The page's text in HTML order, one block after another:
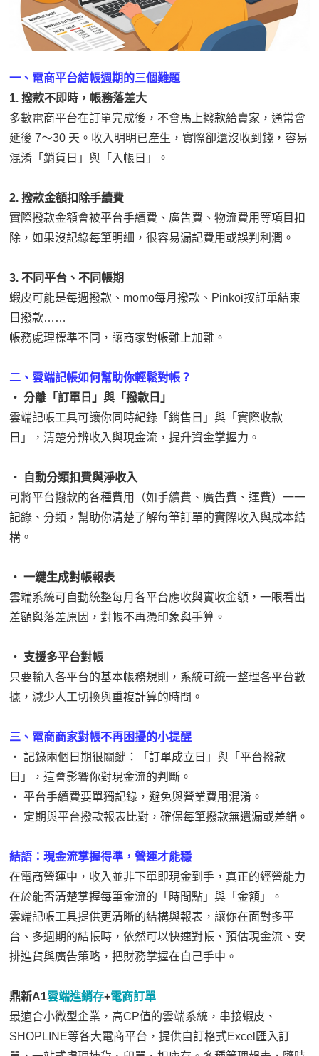
一、電商平台結帳週期的三個難題
1. 撥款不即時，帳務落差大
多數電商平台在訂單完成後，不會馬上撥款給賣家，通常會
延後 7～30 天。收入明明已產生，實際卻還沒收到錢，容易
混淆「銷貨日」與「入帳日」。
2. 撥款金額扣除手續費
實際撥款金額會被平台手續費、廣告費、物流費用等項目扣
除，如果沒記錄每筆明細，很容易漏記費用或誤判利潤。
3. 不同平台、不同帳期
蝦皮可能是每週撥款、momo每月撥款、Pinkoi按訂單結束
日撥款……
帳務處理標準不同，讓商家對帳難上加難。
二、雲端記帳如何幫助你輕鬆對帳？
‧ 分離「訂單日」與「撥款日」
雲端記帳工具可讓你同時紀錄「銷售日」與「實際收款
日」，清楚分辨收入與現金流，提升資金掌握力。
‧ 自動分類扣費與淨收入
可將平台撥款的各種費用（如手續費、廣告費、運費）一一
記錄、分類，幫助你清楚了解每筆訂單的實際收入與成本結
構。
‧ 一鍵生成對帳報表
雲端系統可自動統整每月各平台應收與實收金額，一眼看出
差額與落差原因，對帳不再憑印象與手算。
‧ 支援多平台對帳
只要輸入各平台的基本帳務規則，系統可統一整理各平台數
據，減少人工切換與重複計算的時間。
三、電商商家對帳不再困擾的小提醒
‧ 記錄兩個日期很關鍵：「訂單成立日」與「平台撥款
日」，這會影響你對現金流的判斷。
‧ 平台手續費要單獨記錄，避免與營業費用混淆。
‧ 定期與平台撥款報表比對，確保每筆撥款無遺漏或差錯。
結語：現金流掌握得準，營運才能穩
在電商營運中，收入並非下單即現金到手，真正的經營能力
在於能否清楚掌握每筆金流的「時間點」與「金額」。
雲端記帳工具提供更清晰的結構與報表，讓你在面對多平
台、多週期的結帳時，依然可以快速對帳、預估現金流、安
排進貨與廣告策略，把財務掌握在自己手中。
鼎新A1雲端進銷存+電商訂單
最適合小微型企業，高CP值的雲端系統，串接蝦皮、
SHOPLINE等各大電商平台，提供自訂格式Excel匯入訂